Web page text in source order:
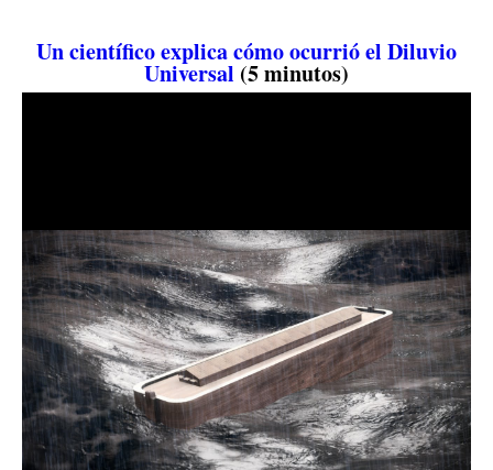
Un científico explica cómo ocurrió el Diluvio
Universal (5 minutos)